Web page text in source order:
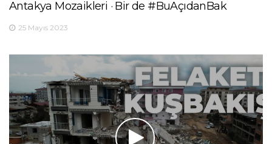
Antakya Mozaikleri · Bir de #BuAçıdanBak
25 Mayıs 2023